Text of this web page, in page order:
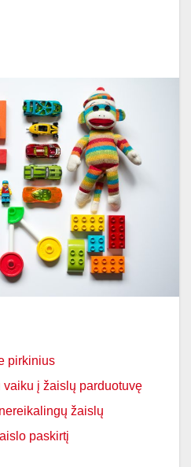
pirkinius
vaiku į žaislų parduotuvę
žaislų
paskirtį